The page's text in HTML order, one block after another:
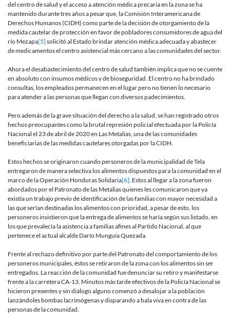
del centro de salud y el acceso a atención médica precaria en la zona se ha
mantenido durante tres años a pesar que, la Comisión Interamericana de
Derechos Humanos (CIDH) como parte de la decisión de otorgamiento de la
medida cautelar de protección en favor de pobladores consumidores de agua del
río Mezapa[5] solicitó al Estado brindar atención médica adecuada y abastecer
de medicamentos el centro asistencial más cercano a las comunidades del sector.
Ahora el desabastecimiento del centro de salud también implica que no se cuente
en absoluto con insumos médicos y de bioseguridad. El centro no ha brindado
consultas, los empleados permanecen en el lugar pero no tienen lo necesario
para atender a las personas que llegan con diversos padecimientos.
Pero además de la grave situación del derecho a la salud, se han registrado otros
hechos preocupantes como la brutal represión policial efectuada por la Policía
Nacional el 23 de abril de 2020 en Las Metalias, una de las comunidades
beneficiarias de las medidas cautelares otorgadas por la CIDH.
Estos hechos se originaron cuando personeros de la municipalidad de Tela
entregaron de manera selectiva los alimentos dispuestos para la comunidad en el
marco de la Operación Honduras Solidaria[6]. Estos al llegar a la zona fueron
abordados por el Patronato de las Metalias quienes les comunicaron que ya
existía un trabajo previo de identificación de las familias con mayor necesidad a
las que serían destinadas los alimentos con prioridad, a pesar de esto, los
personeros insistieron que la entrega de alimentos se haría según sus listado, en
los que prevalecía la asistencia a familias afines al Partido Nacional, al que
pertenece el actual alcalde Darío Munguía Quezada.
Frente al rechazo definitivo por parte del Patronato del comportamiento de los
personeros municipales, éstos se retiraron de la zona con los alimentos sin ser
entregados. La reacción de la comunidad fue denunciar su retiro y manifestarse
frente a la carretera CA-13. Minutos más tarde efectivos de la Policía Nacional se
hicieron presentes y sin diálogo alguno comenzó a desalojar a la población
lanzándoles bombas lacrimógenas y disparando a bala viva en contra de las
personas de la comunidad.